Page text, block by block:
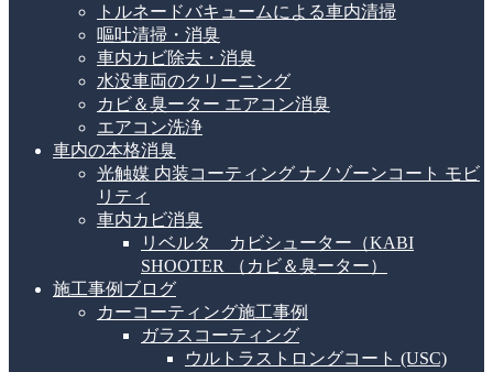
トルネードバキュームによる車内清掃
嘔吐清掃・消臭
車内カビ除去・消臭
水没車両のクリーニング
カビ＆臭ーター エアコン消臭
エアコン洗浄
車内の本格消臭
光触媒 内装コーティング ナノゾーンコート モビ
リティ
車内カビ消臭
リベルタ カビシューター（KABI
SHOOTER （カビ＆臭ーター）
施工事例ブログ
カーコーティング施工事例
ガラスコーティング
ウルトラストロングコート (USC)